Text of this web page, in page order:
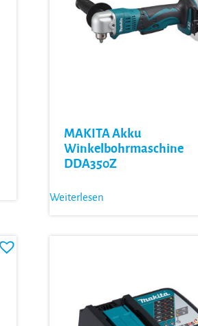
MAKITA Akku
Winkelbohrmaschine
DDA350Z
Weiterlesen